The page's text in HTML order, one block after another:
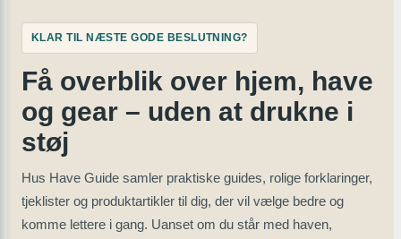
KLAR TIL NÆSTE GODE BESLUTNING?
Få overblik over hjem, have
og gear – uden at drukne i
støj
Hus Have Guide samler praktiske guides, rolige forklaringer,
tjeklister og produktartikler til dig, der vil vælge bedre og
komme lettere i gang. Uanset om du står med haven,